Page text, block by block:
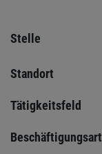
Stelle
Standort
Tätigkeitsfeld
Beschäftigungsart